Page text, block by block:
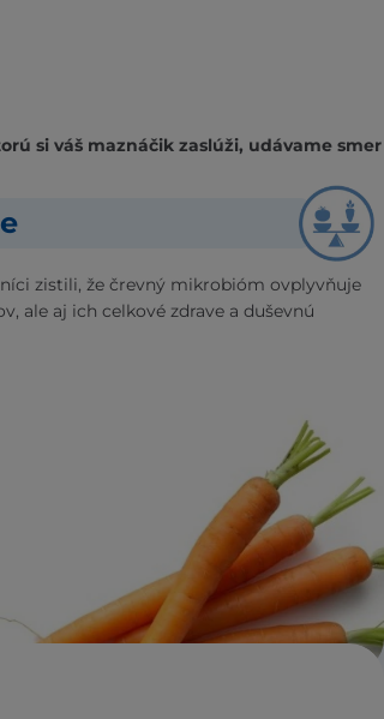
si váš maznáčik zaslúži, udávame smer
zistili, že črevný mikrobióm ovplyvňuje
ale aj ich celkové zdrave a duševnú